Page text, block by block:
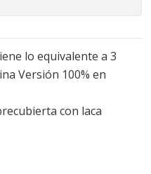
lo equivalente a 3
Versión 100% en
con laca